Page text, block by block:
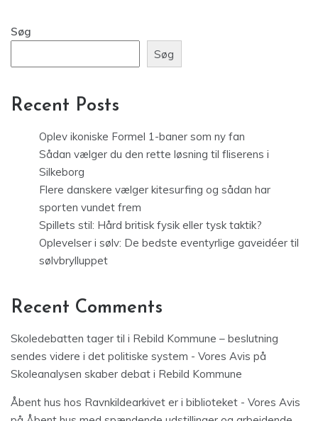
Søg
Søg
Recent Posts
Oplev ikoniske Formel 1-baner som ny fan
Sådan vælger du den rette løsning til fliserens i
Silkeborg
Flere danskere vælger kitesurfing og sådan har
sporten vundet frem
Spillets stil: Hård britisk fysik eller tysk taktik?
Oplevelser i sølv: De bedste eventyrlige gaveidéer til
sølvbrylluppet
Recent Comments
Skoledebatten tager til i Rebild Kommune – beslutning
sendes videre i det politiske system - Vores Avis på
Skoleanalysen skaber debat i Rebild Kommune
Åbent hus hos Ravnkildearkivet er i biblioteket - Vores Avis